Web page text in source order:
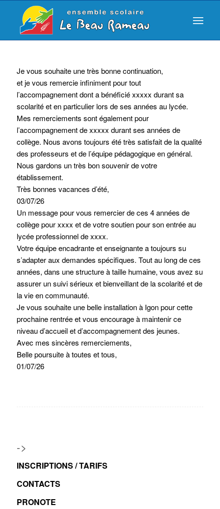
Je vous souhaite une très bonne continuation,
et je vous remercie infiniment pour tout
l’accompagnement dont a bénéficié xxxxx durant sa
scolarité et en particulier lors de ses années au lycée.
Mes remerciements sont également pour
l’accompagnement de xxxxx durant ses années de
collège. Nous avons toujours été très satisfait de la qualité
des professeurs et de l’équipe pédagogique en général.
Nous gardons un très bon souvenir de votre
établissement.
Très bonnes vacances d’été,
03/07/26
Un message pour vous remercier de ces 4 années de
collège pour xxxx et de votre soutien pour son entrée au
lycée professionnel de xxxx.
Votre équipe encadrante et enseignante a toujours su
s’adapter aux demandes spécifiques. Tout au long de ces
années, dans une structure à taille humaine, vous avez su
assurer un suivi sérieux et bienveillant de la scolarité et de
la vie en communauté.
Je vous souhaite une belle installation à Igon pour cette
prochaine rentrée et vous encourage à maintenir ce
niveau d’accueil et d’accompagnement des jeunes.
Avec mes sincères remerciements,
Belle poursuite à toutes et tous,
01/07/26
->
INSCRIPTIONS / TARIFS
CONTACTS
PRONOTE